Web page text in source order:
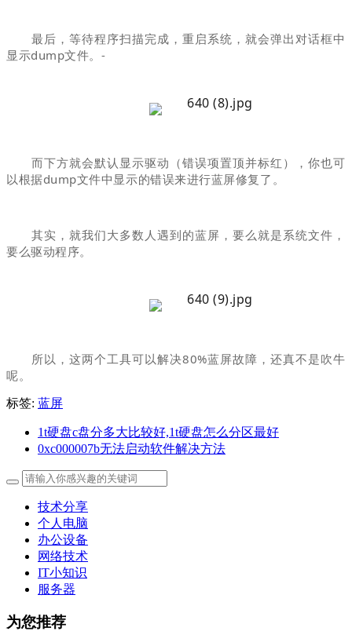
最后，等待程序扫描完成，重启系统，就会弹出对话框中
显示dump文件。-
而下方就会默认显示驱动（错误项置顶并标红），你也可
以根据dump文件中显示的错误来进行蓝屏修复了。
其实，就我们大多数人遇到的蓝屏，要么就是系统文件，
要么驱动程序。
所以，这两个工具可以解决80%蓝屏故障，还真不是吹牛
呢。
标签: 蓝屏
1t硬盘c盘分多大比较好,1t硬盘怎么分区最好
0xc000007b无法启动软件解决方法
技术分享
个人电脑
办公设备
网络技术
IT小知识
服务器
为您推荐